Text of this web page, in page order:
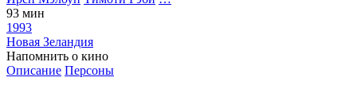
93 мин
1993
Новая Зеландия
Напомнить о кино
Описание Персоны